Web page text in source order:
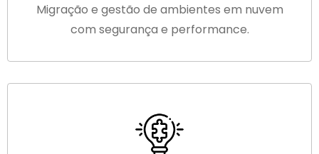
Migração e gestão de ambientes em nuvem
com segurança e performance.